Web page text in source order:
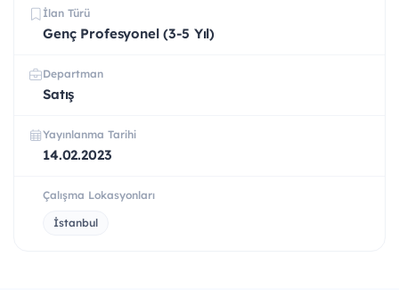
İlan Türü
Genç Profesyonel (3-5 Yıl)
Departman
Satış
Yayınlanma Tarihi
14.02.2023
Çalışma Lokasyonları
İstanbul